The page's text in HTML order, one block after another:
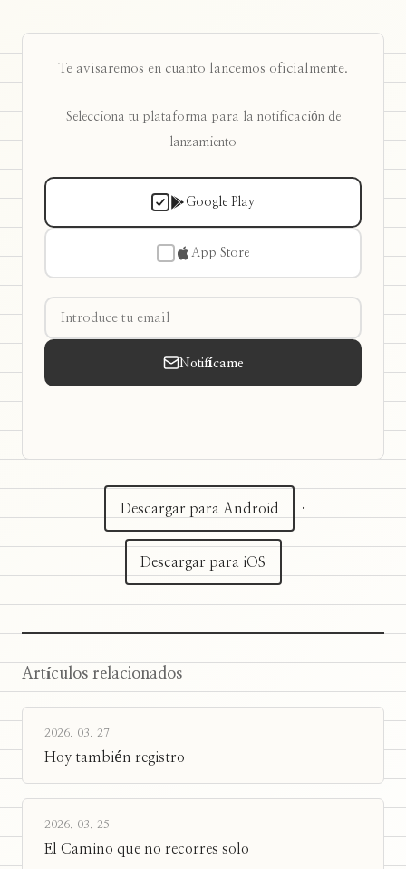
Te avisaremos en cuanto lancemos oficialmente.
Selecciona tu plataforma para la notificación de
lanzamiento
Google Play
App Store
Notifícame
Descargar para Android ·
Descargar para iOS
Artículos relacionados
2026. 03. 27
Hoy también registro
2026. 03. 25
El Camino que no recorres solo